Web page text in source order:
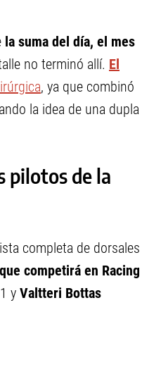
la suma del día, el mes
no terminó allí. El
, ya que combinó
la idea de una dupla
pilotos de la
completa de dorsales
competirá en Racing
y Valtteri Bottas